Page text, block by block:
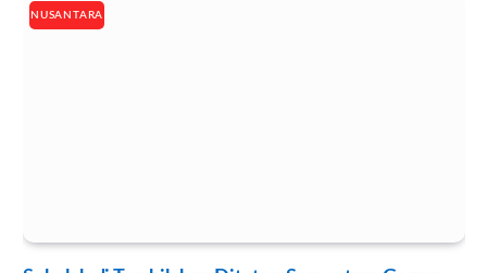
NUSANTARA